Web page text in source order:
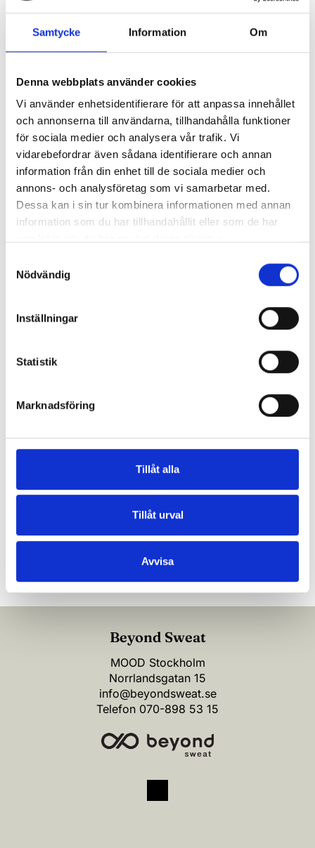
Samtycke Information Om
Denna webbplats använder cookies
Vi använder enhetsidentifierare för att anpassa innehållet
och annonserna till användarna, tillhandahålla funktioner
för sociala medier och analysera vår trafik. Vi
vidarebefordrar även sådana identifierare och annan
information från din enhet till de sociala medier och
annons- och analysföretag som vi samarbetar med.
Dessa kan i sin tur kombinera informationen med annan
information som du har tillhandahållit eller som de har
Nödvändig
Inställningar
Statistik
Marknadsföring
Tillåt alla
Tillåt urval
Avvisa
Kontaktuppgifter
Gatuadress (*):
Land (*):
Registrera
Jag vill få Beyond Sweat nyhetsbrev
(*) Information är obligatorisk
Beyond Sweat
MOOD Stockholm
Norrlandsgatan 15
info@beyondsweat.se
Telefon 070-898 53 15